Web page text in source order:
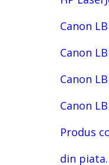
Canon
Canon
Canon
Canon
Produs
din piata.